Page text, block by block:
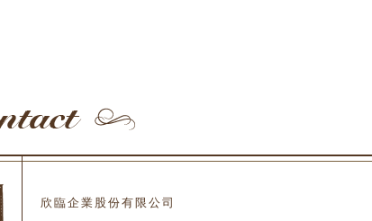
欣臨企業股份有限公司